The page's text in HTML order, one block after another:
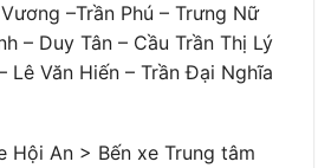
–Trần Phú – Trưng Nữ
– Duy Tân – Cầu Trần Thị Lý
Lê Văn Hiến – Trần Đại Nghĩa
Hội An > Bến xe Trung tâm